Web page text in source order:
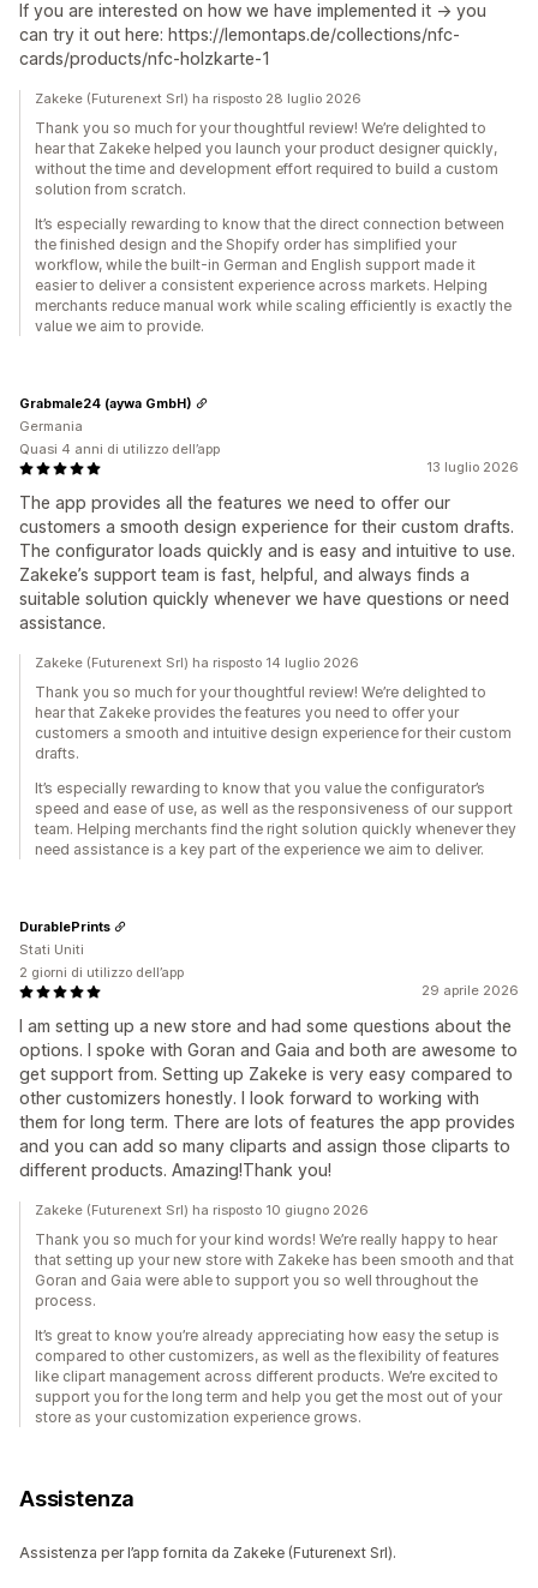
If you are interested on how we have implemented it -> you
can try it out here: https://lemontaps.de/collections/nfc-
cards/products/nfc-holzkarte-1
Zakeke (Futurenext Srl) ha risposto 28 luglio 2026
Thank you so much for your thoughtful review! We’re delighted to
hear that Zakeke helped you launch your product designer quickly,
without the time and development effort required to build a custom
solution from scratch.
It’s especially rewarding to know that the direct connection between
the finished design and the Shopify order has simplified your
workflow, while the built-in German and English support made it
easier to deliver a consistent experience across markets. Helping
merchants reduce manual work while scaling efficiently is exactly the
value we aim to provide.
13 luglio 2026
The app provides all the features we need to offer our
customers a smooth design experience for their custom drafts.
The configurator loads quickly and is easy and intuitive to use.
Zakeke’s support team is fast, helpful, and always finds a
suitable solution quickly whenever we have questions or need
assistance.
Grabmale24 (aywa GmbH)
Germania
Quasi 4 anni di utilizzo dell’app
Zakeke (Futurenext Srl) ha risposto 14 luglio 2026
Thank you so much for your thoughtful review! We’re delighted to
hear that Zakeke provides the features you need to offer your
customers a smooth and intuitive design experience for their custom
drafts.
It’s especially rewarding to know that you value the configurator’s
speed and ease of use, as well as the responsiveness of our support
team. Helping merchants find the right solution quickly whenever they
need assistance is a key part of the experience we aim to deliver.
29 aprile 2026
I am setting up a new store and had some questions about the
options. I spoke with Goran and Gaia and both are awesome to
get support from. Setting up Zakeke is very easy compared to
other customizers honestly. I look forward to working with
them for long term. There are lots of features the app provides
and you can add so many cliparts and assign those cliparts to
different products. Amazing!Thank you!
DurablePrints
Stati Uniti
2 giorni di utilizzo dell’app
Zakeke (Futurenext Srl) ha risposto 10 giugno 2026
Thank you so much for your kind words! We’re really happy to hear
that setting up your new store with Zakeke has been smooth and that
Goran and Gaia were able to support you so well throughout the
process.
It’s great to know you’re already appreciating how easy the setup is
compared to other customizers, as well as the flexibility of features
like clipart management across different products. We’re excited to
support you for the long term and help you get the most out of your
store as your customization experience grows.
Assistenza
Assistenza per l’app fornita da Zakeke (Futurenext Srl).